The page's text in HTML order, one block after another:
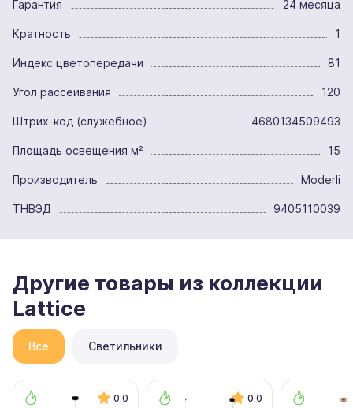
Гарантия 24 месяца
Кратность 1
Индекс цветопередачи 81
Угол рассеивания 120
Штрих-код (служебное) 4680134509493
Площадь освещения м² 15
Производитель Moderli
ТНВЭД 9405110039
Другие товары из коллекции
Lattice
Все Светильники
0.0 0.0